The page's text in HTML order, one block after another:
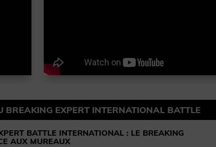
BREAKING EXPERT INTERNATIONAL BATTLE
BATTLE INTERNATIONAL : LE BREAKING
AUX MUREAUX